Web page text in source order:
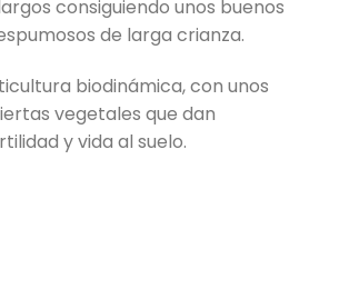
consiguiendo unos buenos
de larga crianza.
biodinámica, con unos
vegetales que dan
y vida al suelo.